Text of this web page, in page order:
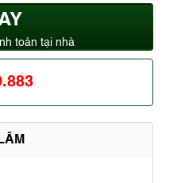
toán tại nhà